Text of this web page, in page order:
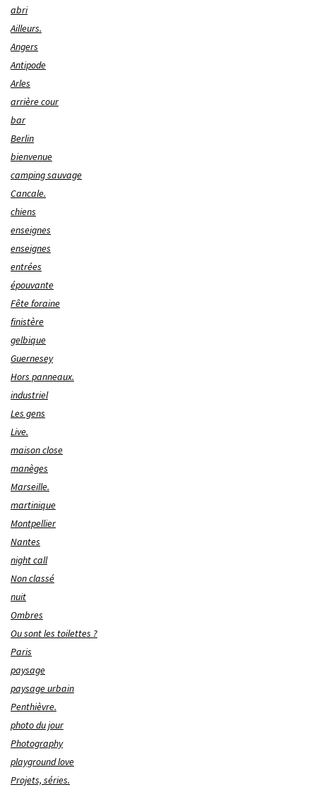
abri
Ailleurs.
Angers
Antipode
Arles
arrière cour
bar
Berlin
bienvenue
camping sauvage
Cancale.
chiens
enseignes
enseignes
entrées
épouvante
Fête foraine
finistère
gelbique
Guernesey
Hors panneaux.
industriel
Les gens
Live.
maison close
manèges
Marseille.
martinique
Montpellier
Nantes
night call
Non classé
nuit
Ombres
Ou sont les toilettes ?
Paris
paysage
paysage urbain
Penthièvre.
photo du jour
Photography
playground love
Projets, séries.